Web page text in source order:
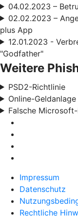
04.02.2023 –
02.02.2023 –
plus App
12.01.2023 -
"Godfather"
Weitere
PSD2-Richtlinie
Online-Geldanlage
Falsche
Impressum
Datenschutz
Rechtliche